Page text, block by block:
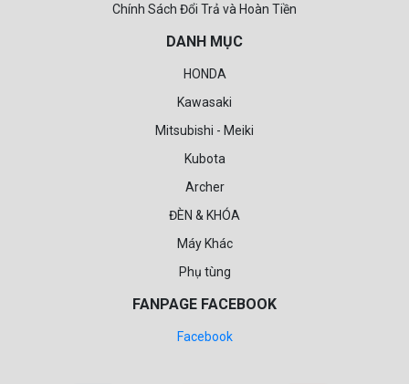
Chính Sách Đổi Trả và Hoàn Tiền
DANH MỤC
HONDA
Kawasaki
Mitsubishi - Meiki
Kubota
Archer
ĐÈN & KHÓA
Máy Khác
Phụ tùng
FANPAGE FACEBOOK
Facebook